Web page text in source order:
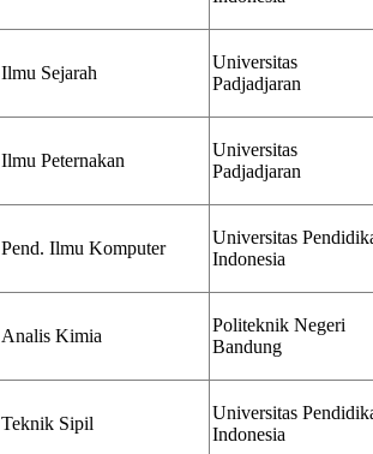
Ilmu Sejarah
Universitas
Padjadjaran
Ilmu Peternakan
Universitas
Padjadjaran
Pend. Ilmu Komputer
Universitas
Indonesia
Analis Kimia
Politeknik Negeri
Bandung
Teknik Sipil
Universitas
Indonesia